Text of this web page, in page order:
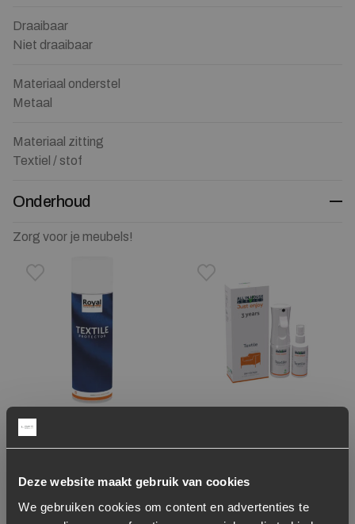
Deze website maakt gebruik van cookies
We gebruiken cookies om content en advertenties te
Draaibaar
Niet draaibaar
Materiaal onderstel
Metaal
Materiaal zitting
Textiel / stof
Onderhoud
Zorg voor je meubels!
Toevoegen aan verlanglijstje
Verwijderen van verlanglijst
Royal Textile Protector
Spray
Toevoegen aan
Verwijderen van verlanglijst
constructieservice 3
Voor 2 eetkamerstoelen